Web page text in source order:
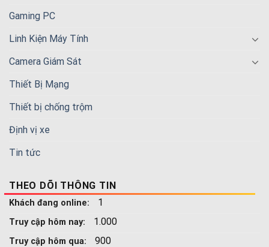
Gaming PC
Linh Kiện Máy Tính
Camera Giám Sát
Thiết Bị Mạng
Thiết bị chống trộm
Định vị xe
Tin tức
THEO DÕI THÔNG TIN
Khách đang online: 1
Truy cập hôm nay: 1.000
Truy cập hôm qua: 900